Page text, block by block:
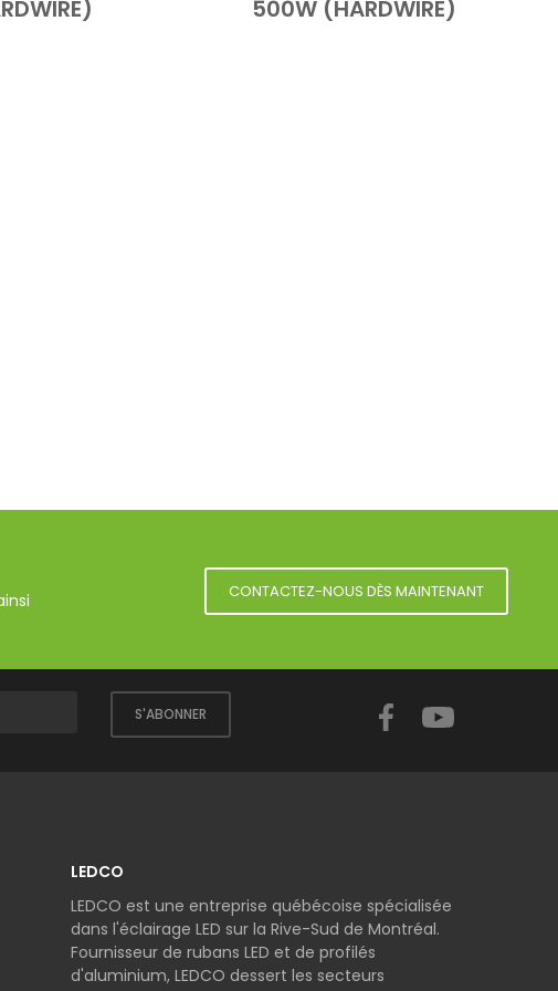
500W (HARDWIRE)
CONTACTEZ-NOUS DÈS MAINTENANT
S'ABONNER
Facebook
LEDCO
LEDCO est une entreprise québécoise spécialisée
dans l'éclairage LED sur la Rive-Sud de Montréal.
Fournisseur de rubans LED et de profilés
d'aluminium, LEDCO dessert les secteurs